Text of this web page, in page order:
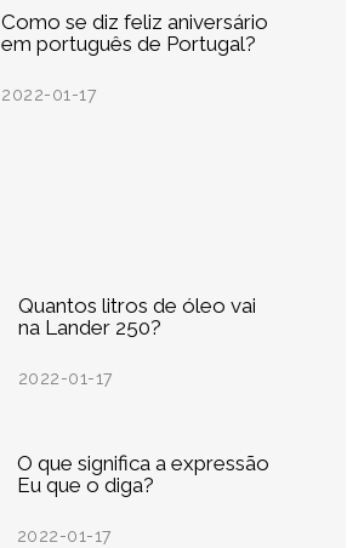
Como se diz feliz aniversário
em português de Portugal?
2022-01-17
Quantos litros de óleo vai
na Lander 250?
2022-01-17
O que significa a expressão
Eu que o diga?
2022-01-17